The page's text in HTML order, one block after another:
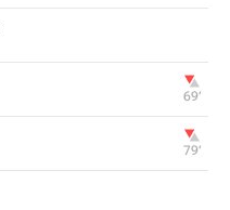
69‎’‎
79‎’‎